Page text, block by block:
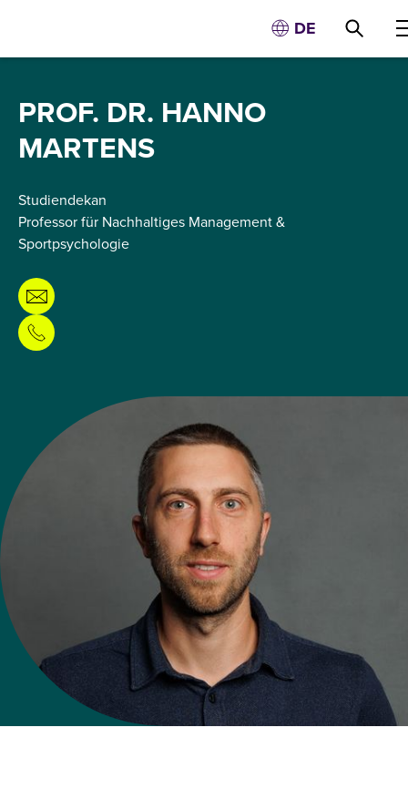
DE
PROF. DR. HANNO
MARTENS
Studiendekan
Professor für Nachhaltiges Management &
Sportpsychologie